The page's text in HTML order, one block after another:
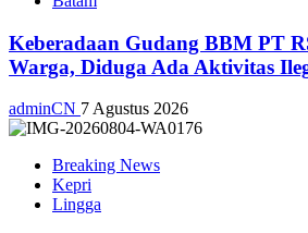
Keberadaan Gudang BBM PT
Warga, Diduga Ada Aktivitas
adminCN 7 Agustus 2026
Breaking News
Kepri
Lingga